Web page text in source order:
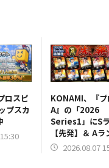
ロスピ
プスカ
KONAMI、『
A』の「2026
Series1」にS
【先発】＆ Aラ
【野手】新登
2026.08.07